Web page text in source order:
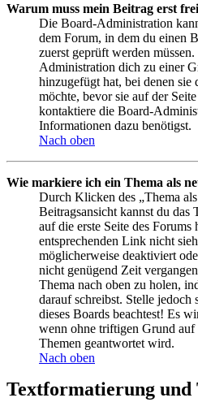
Warum muss mein Beitrag erst
Die Board-Administration
dem Forum, in dem du einen
zuerst geprüft werden
Administration dich zu einer
hinzugefügt hat, bei denen sie
möchte, bevor sie auf der
kontaktiere die Board-
Informationen dazu benötigst.
Nach oben
Wie markiere ich ein Thema als
Durch Klicken des „Thema
Beitragsansicht kannst du das
auf die erste Seite des Forums
entsprechenden Link nicht
möglicherweise deaktiviert
nicht genügend Zeit
Thema nach oben zu holen,
darauf schreibst. Stelle jedoch
dieses Boards beachtest! Es
wenn ohne triftigen Grund auf
Themen geantwortet wird.
Nach oben
Textformatierung und